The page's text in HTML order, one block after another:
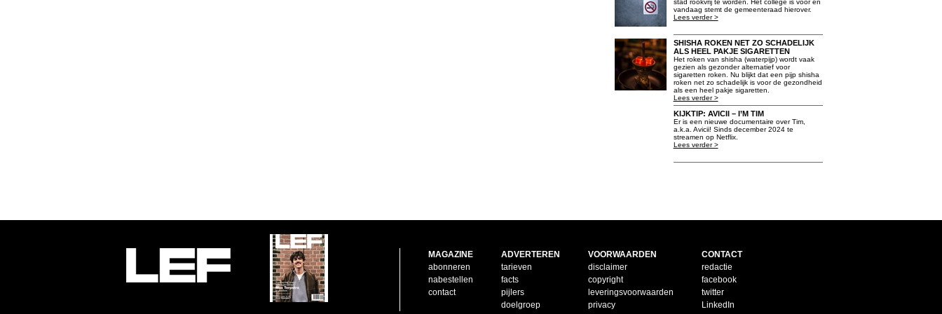
stad rookvrij te worden. Het college is voor en
vandaag stemt de gemeenteraad hierover.
Lees verder >
SHISHA ROKEN NET ZO SCHADELIJK
ALS HEEL PAKJE SIGARETTEN
Het roken van shisha (waterpijp) wordt vaak
gezien als gezonder alternatief voor
sigaretten roken. Nu blijkt dat een pijp shisha
roken net zo schadelijk is voor de gezondheid
als een heel pakje sigaretten.
Lees verder >
KIJKTIP: AVICII – I’M TIM
Er is een nieuwe documentaire over Tim,
a.k.a. Avicii! Sinds december 2024 te
streamen op Netflix.
Lees verder >
MAGAZINE
abonneren
nabestellen
contact
ADVERTEREN
tarieven
facts
pijlers
doelgroep
VOORWAARDEN
disclaimer
copyright
leveringsvoorwaarden
privacy
CONTACT
redactie
facebook
twitter
LinkedIn